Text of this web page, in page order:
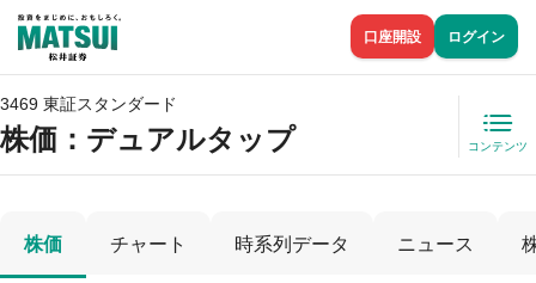
口座開設 ログイン
3469 東証スタンダード
株価 ：デュアルタップ コンテンツ
株価 チャート 時系列データ ニュース